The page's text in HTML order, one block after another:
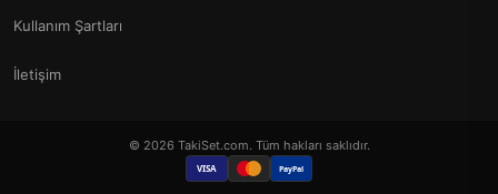
Kullanım Şartları
İletişim
© 2026 TakiSet.com. Tüm hakları saklıdır.
VISA PayPal